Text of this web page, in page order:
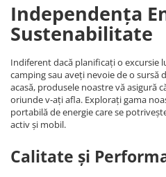
Independența
Sustenabilitate
Indiferent dacă planificați o excursie
camping sau aveți nevoie de o sursă
acasă, produsele noastre vă asigură
oriunde v-ați afla. Explorați gama
portabilă de energie care se
activ și mobil.
Calitate și